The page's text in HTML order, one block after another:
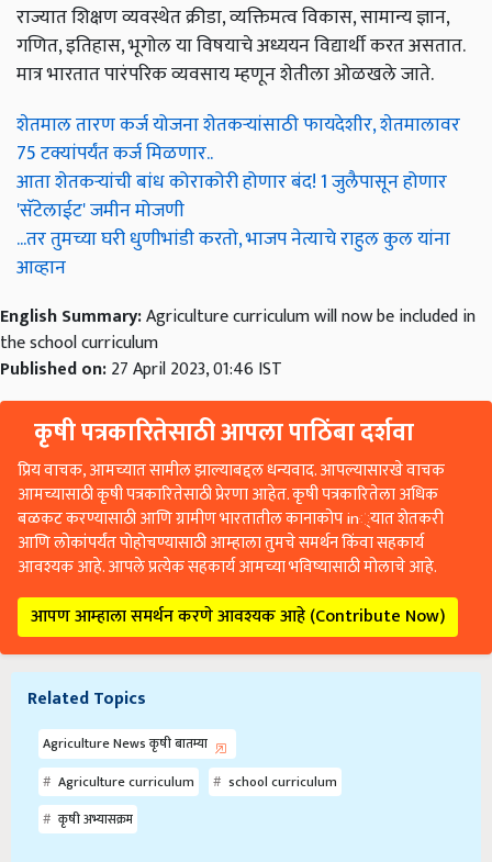
राज्यात शिक्षण व्यवस्थेत क्रीडा, व्यक्तिमत्व विकास, सामान्य ज्ञान,
गणित, इतिहास, भूगोल या विषयाचे अध्ययन विद्यार्थी करत असतात.
मात्र भारतात पारंपरिक व्यवसाय म्हणून शेतीला ओळखले जाते.
शेतमाल तारण कर्ज योजना शेतकऱ्यांसाठी फायदेशीर, शेतमालावर
75 टक्यांपर्यंत कर्ज मिळणार..
आता शेतकऱ्यांची बांध कोराकोरी होणार बंद! 1 जुलैपासून होणार
'सॅटेलाईट' जमीन मोजणी
...तर तुमच्या घरी धुणीभांडी करतो, भाजप नेत्याचे राहुल कुल यांना
आव्हान
English Summary:Agriculture curriculum will now be included in
the school curriculum
Published on:27 April 2023, 01:46 IST
कृषी पत्रकारितेसाठी आपला पाठिंबा दर्शवा
प्रिय वाचक, आमच्यात सामील झाल्याबद्दल धन्यवाद. आपल्यासारखे वाचक
आमच्यासाठी कृषी पत्रकारितेसाठी प्रेरणा आहेत. कृषी पत्रकारितेला अधिक
बळकट करण्यासाठी आणि ग्रामीण भारतातील कानाकोप in्यात शेतकरी
आणि लोकांपर्यंत पोहोचण्यासाठी आम्हाला तुमचे समर्थन किंवा सहकार्य
आवश्यक आहे. आपले प्रत्येक सहकार्य आमच्या भविष्यासाठी मोलाचे आहे.
आपण आम्हाला समर्थन करणे आवश्यक आहे (Contribute Now)
Related Topics
Agriculture News कृषी बातम्या
Agriculture curriculum
school curriculum
कृषी अभ्यासक्रम